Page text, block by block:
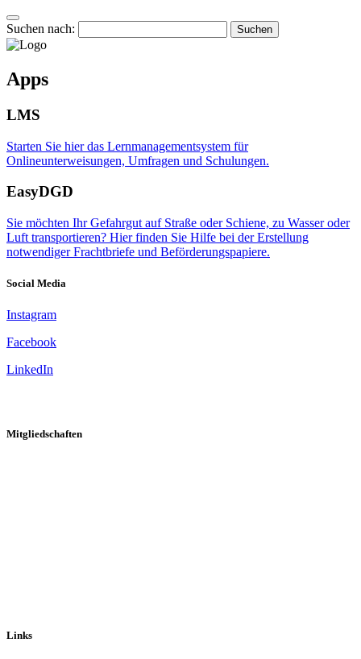
Suchen nach:
Apps
LMS
Starten Sie hier das Lernmanagementsystem für
Onlineunterweisungen, Umfragen und Schulungen.
EasyDGD
Sie möchten Ihr Gefahrgut auf Straße oder Schiene, zu Wasser oder
Luft transportieren? Hier finden Sie Hilfe bei der Erstellung
notwendiger Frachtbriefe und Beförderungspapiere.
Social Media
Instagram
Facebook
LinkedIn
Mitgliedschaften
Links